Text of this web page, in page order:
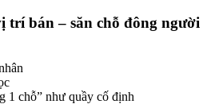
trí bán – săn chỗ đông người
1 chỗ” như quầy cố định